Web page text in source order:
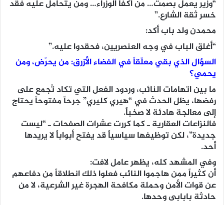
“وزير يعمل بصمت… من أكفأ الوزراء… ومن يتحامل عليه فقد
خسر ثقة الشارع.”
محمدن ولد باب أكد:
“أغلق الباب في وجه العنصريين، فحقدوا عليه.”
السؤال الذي بقي معلّقاً في الفضاء الأزرق: من يحرّض، ومن
يحمي؟
ما بين اتهامات النائب، وردود الفعل التي تكاد تُجمع على
رفضها، يظل الحدث في “هيري كليري” جرحاً مفتوحاً يحتاج
إلى معالجة هادئة لا صخباً.
فالنزاعات العقارية ـ كما كررت عشرات الصفحات ـ “ليست
جديدة”، لكن توظيفها سياسياً قد يفتح أبواباً لا يريدها
أحد.
وفي المشهد كله، يظهر عامل لافت:
أن كثيراً ممن هاجموا النائب فعلوا ذلك انطلاقاً من دفاعهم
عن قوات الأمن وحملة مكافحة الهجرة غير الشرعية، لا من
حادثة بابابى وحدها.